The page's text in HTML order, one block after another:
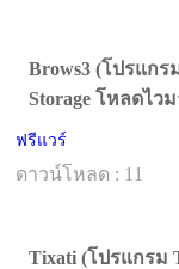
Brows3 (โปรแกร
Storage โหลดไว
ฟรีแวร์
ดาวน์โหลด : 11
Tixati (โปรแกรม